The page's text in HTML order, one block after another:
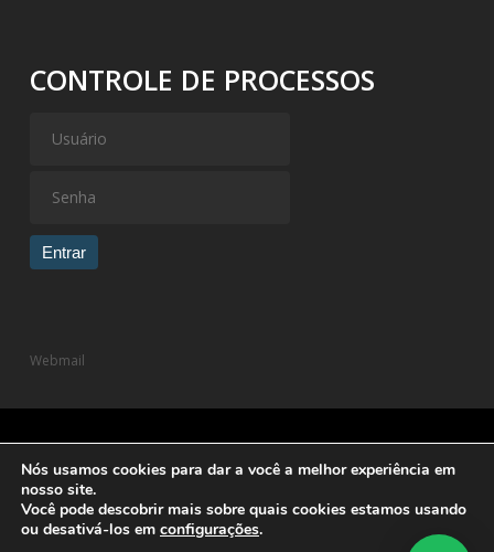
CONTROLE DE PROCESSOS
Entrar
Webmail
© 2026 Dutra Trentin Advogados Associados.Política de
Privacidade| Desenvolvido por
Nós usamos cookies para dar a você a melhor experiência em
nosso site.
Você pode descobrir mais sobre quais cookies estamos usando
ou desativá-los em configurações.